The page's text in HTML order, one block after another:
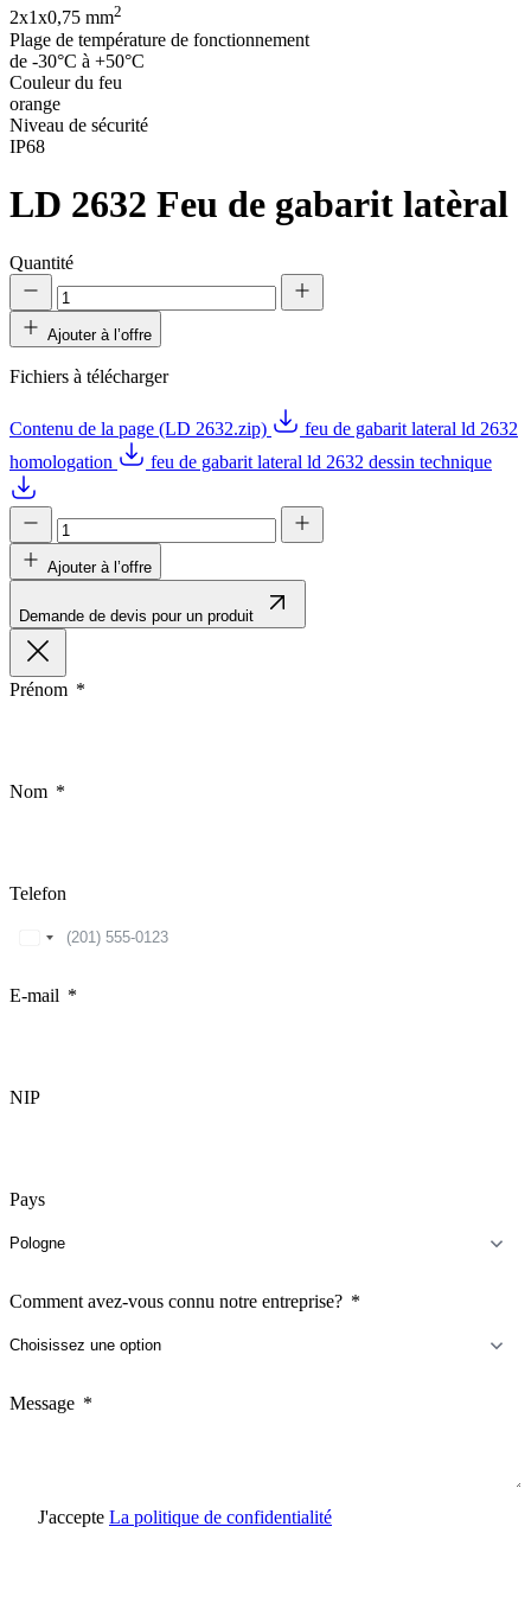
2x1x0,75 mm2
Plage de température de fonctionnement
de -30°C à +50°C
Couleur du feu
orange
Niveau de sécurité
IP68
LD 2632 Feu de gabarit latèral
Quantité
Ajouter à l’offre
Fichiers à télécharger
Contenu de la page (LD 2632.zip)
feu de gabarit lateral ld 2632
homologation
feu de gabarit lateral ld 2632 dessin technique
Ajouter à l’offre
Demande de devis pour un produit
Prénom
Nom
Telefon
United
E-mail
NIP
Pays
Comment avez-vous connu notre entreprise?
Message
J'accepte La politique de confidentialité